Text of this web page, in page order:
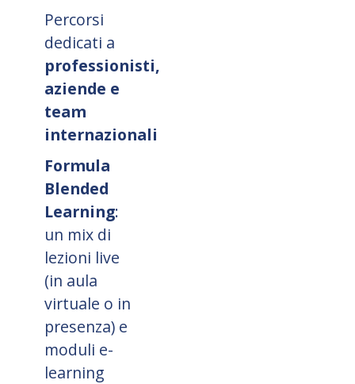
Percorsi
dedicati a
professionisti,
aziende e
team
internazionali
Formula
Blended
Learning:
un mix di
lezioni live
(in aula
virtuale o in
presenza) e
moduli e-
learning